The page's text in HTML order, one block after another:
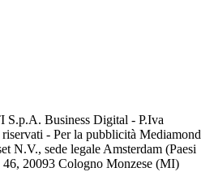
S.p.A. Business Digital - P.Iva
- Per la pubblicità Mediamond
N.V., sede legale Amsterdam (Paesi
20093 Cologno Monzese (MI)